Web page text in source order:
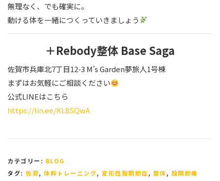
無理なく、でも確実に。
動ける体を一緒につくっていきましょう
＋Rebody整体 Base Saga
佐賀市兵庫北7丁目12-3 M’s Garden夢旅人1号棟
まずはお気軽にご相談ください
公式LINEはこちら
https://lin.ee/KL8SQwA
カテゴリー: BLOG
タグ: 佐賀, 体幹トレーニング, 変形性股関節症, 整体, 股関節痛